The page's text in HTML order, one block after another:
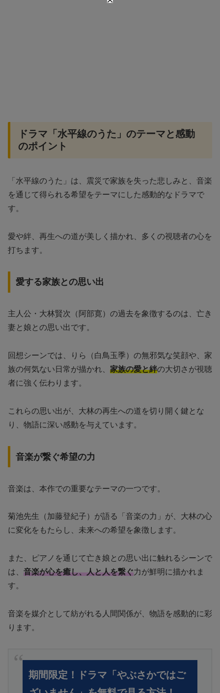
ドラマ「水平線のうた」のテーマと感動
のポイント
「水平線のうた」は、震災で家族を失った悲しみと、音楽
を通じて得られる希望をテーマにした感動的なドラマで
す。
愛や絆、再生への道が美しく描かれ、多くの視聴者の心を
打ちます。
愛する家族との思い出
主人公・大林賢次（阿部寛）の過去を象徴するのは、亡き
妻と娘との思い出です。
回想シーンでは、りら（白鳥玉季）の無邪気な笑顔や、家
族の何気ない日常が描かれ、 家族の愛と絆の大切さが視聴
者に強く伝わります。
これらの思い出が、大林の再生への道を切り開く鍵とな
り、物語に深い感動を与えています。
音楽が繋ぐ希望の力
音楽は、本作での重要なテーマの一つです。
菊池先生（加藤登紀子）が語る「音楽の力」が、大林の心
に変化をもたらし、未来への希望を象徴します。
また、ピアノを通じて亡き娘との思い出に触れるシーンで
は、 音楽が心を癒し、人と人を繋ぐ力が鮮明に描かれま
す。
音楽を媒介として紡がれる人間関係が、物語を感動的に彩
ります。
期間限定！ドラマ「やぶさかではご